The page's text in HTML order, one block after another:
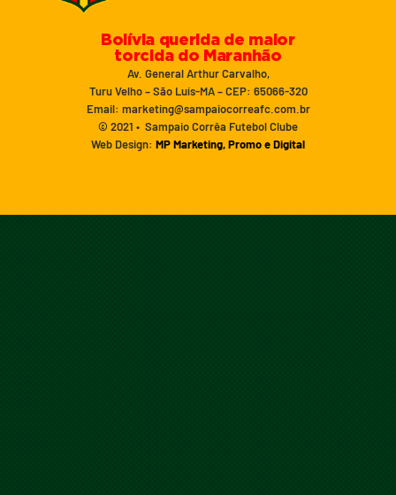
Bolívia querida de maior
torcida do Maranhão
Av. General Arthur Carvalho,
Turu Velho – São Luís-MA – CEP: 65066-320
Email: marketing@sampaiocorreafc.com.br
© 2021 • Sampaio Corrêa Futebol Clube
Web Design: MP Marketing, Promo e Digital